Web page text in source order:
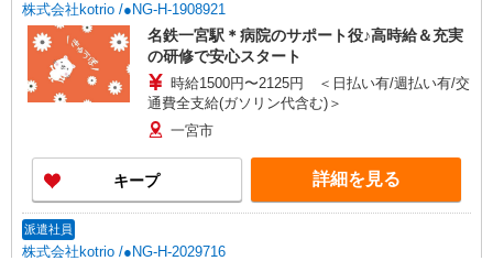
株式会社kotrio /●NG-H-1908921
名鉄一宮駅＊病院のサポート役♪高時給＆充実
の研修で安心スタート
時給1500円〜2125円 ＜日払い有/週払い有/交
通費全支給(ガソリン代含む)＞
一宮市
キープ 詳細を見る
派遣社員
株式会社kotrio /●NG-H-2029716